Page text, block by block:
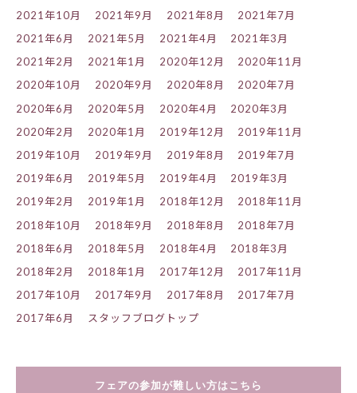
2021年10月
2021年9月 2021年8月
2021年7月
2021年6月
2021年5月 2021年4月
2021年3月
2021年2月
2021年1月 2020年12月
2020年11月
2020年10月
2020年9月 2020年8月
2020年7月
2020年6月
2020年5月 2020年4月
2020年3月
2020年2月
2020年1月 2019年12月
2019年11月
2019年10月
2019年9月 2019年8月
2019年7月
2019年6月
2019年5月 2019年4月
2019年3月
2019年2月
2019年1月 2018年12月
2018年11月
2018年10月
2018年9月 2018年8月
2018年7月
2018年6月
2018年5月 2018年4月
2018年3月
2018年2月
2018年1月 2017年12月
2017年11月
2017年10月
2017年9月 2017年8月
2017年7月
2017年6月
スタッフブログトップ
フェアの参加が難しい方はこちら